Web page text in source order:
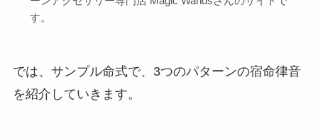
す。
では、サンプル命式で、3つのパターンの宿命律音
を紹介していきます。